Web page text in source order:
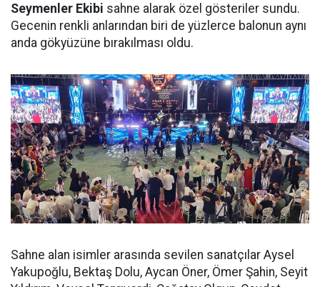
Seymenler Ekibi sahne alarak özel gösteriler sundu.
Gecenin renkli anlarından biri de yüzlerce balonun aynı
anda gökyüzüne bırakılması oldu.
Sahne alan isimler arasında sevilen sanatçılar Aysel
Yakupoğlu, Bektaş Dolu, Aycan Öner, Ömer Şahin, Seyit